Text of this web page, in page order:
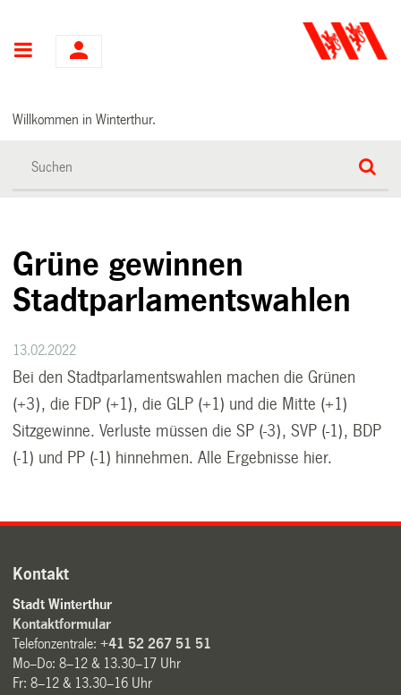
Hauptnavigation
Willkommen in Winterthur.
Grüne gewinnen
Stadtparlamentswahlen
13.02.2022
Bei den Stadtparlamentswahlen machen die Grünen
(+3), die FDP (+1), die GLP (+1) und die Mitte (+1)
Sitzgewinne. Verluste müssen die SP (-3), SVP (-1), BDP
(-1) und PP (-1) hinnehmen. Alle Ergebnisse hier.
Kontakt
Stadt Winterthur
Kontaktformular
Telefonzentrale:+41 52 267 51 51
Mo–Do: 8–12 & 13.30–17 Uhr
Fr: 8–12 & 13.30–16 Uhr